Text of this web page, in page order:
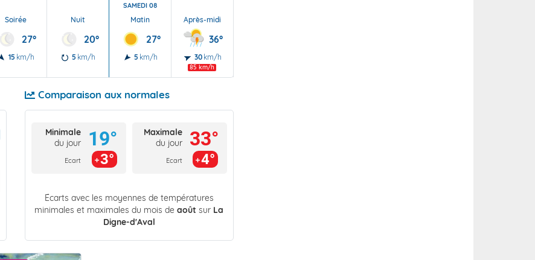
Soirée
27°
15 km/h
Nuit
20°
5 km/h
SAMEDI 08
Matin
27°
5 km/h
Après-midi
36°
30 km/h
85 km/h
Comparaison aux normales
Minimale
du jour
Ecart
19°
3°
Maximale
du jour
Ecart
33°
4°
Écarts avec les moyennes de températures
minimales et maximales du mois deaoût sur La
Digne-d'Aval